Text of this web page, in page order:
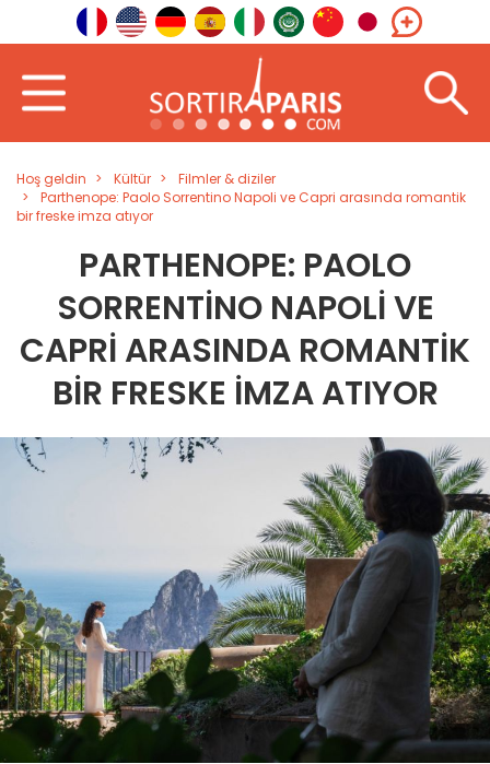
Hoş geldin Kültür
Filmler & diziler
Parthenope: Paolo Sorrentino Napoli ve Capri arasında romantik
bir freske imza atıyor
PARTHENOPE: PAOLO
SORRENTINO NAPOLI VE
CAPRI ARASINDA ROMANTIK
BIR FRESKE IMZA ATIYOR